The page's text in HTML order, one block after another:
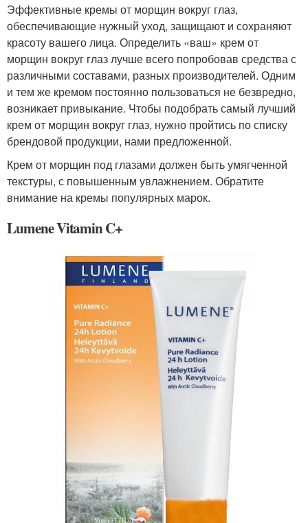
Эффективные кремы от морщин вокруг глаз,
обеспечивающие нужный уход, защищают и сохраняют
красоту вашего лица. Определить «ваш» крем от
морщин вокруг глаз лучше всего попробовав средства с
различными составами, разных производителей. Одним
и тем же кремом постоянно пользоваться не безвредно,
возникает привыкание. Чтобы подобрать самый лучший
крем от морщин вокруг глаз, нужно пройтись по списку
брендовой продукции, нами предложенной.
Крем от морщин под глазами должен быть умягченной
текстуры, с повышенным увлажнением. Обратите
внимание на кремы популярных марок.
Lumene Vitamin C+